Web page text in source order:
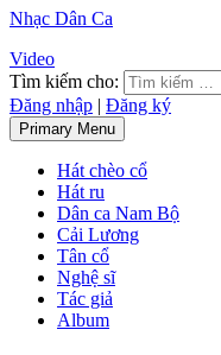
Nhạc Dân Ca
Video
Tìm kiếm cho:
Đăng nhập | Đăng ký
Primary Menu
Hát chèo cổ
Hát ru
Dân ca Nam Bộ
Cải Lương
Tân cổ
Nghệ sĩ
Tác giả
Album